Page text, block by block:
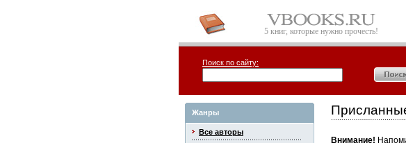
5 книг, которые нужно прочесть!
Поиск по сайту:
Жанры
Все авторы
Внимание!